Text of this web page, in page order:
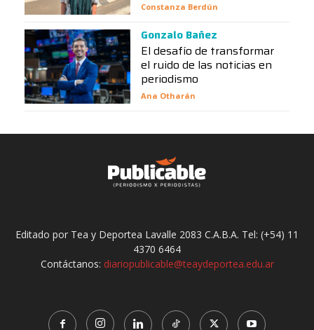
Constanza Berdún
Gonzalo Bañez
El desafío de transformar
el ruido de las noticias en
periodismo
Ana Otharán
Editado por Tea y Deportea Lavalle 2083 C.A.B.A. Tel: (+54) 11
4370 6464
Contáctanos: diariopublicable@teaydeportea.edu.ar